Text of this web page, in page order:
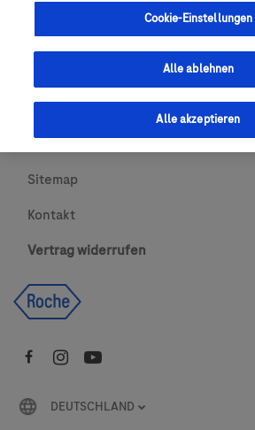
Cookie-Einstellungen
Urheberrecht
Newsletter abonnieren
Sitemap
Kontakt
Vertrag widerrufen
DEUTSCHLAND
Cookie-Einstellungen
Alle ablehnen
Alle akzeptieren